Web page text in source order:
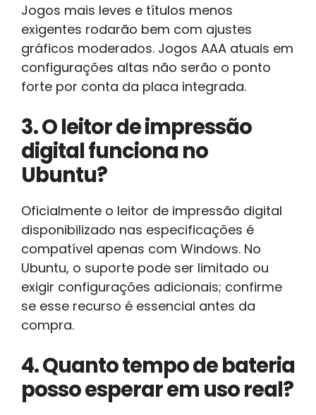
Jogos mais leves e títulos menos
exigentes rodarão bem com ajustes
gráficos moderados. Jogos AAA atuais em
configurações altas não serão o ponto
forte por conta da placa integrada.
3. O leitor de impressão
digital funciona no
Ubuntu?
Oficialmente o leitor de impressão digital
disponibilizado nas especificações é
compatível apenas com Windows. No
Ubuntu, o suporte pode ser limitado ou
exigir configurações adicionais; confirme
se esse recurso é essencial antes da
compra.
4. Quanto tempo de bateria
posso esperar em uso real?